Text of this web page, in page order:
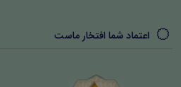
اعتماد شما افتخار ماست